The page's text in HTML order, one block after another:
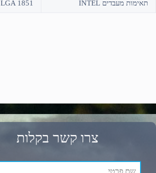
תאימות מעבדים INTEL LGA 1851
צרו קשר בקלות